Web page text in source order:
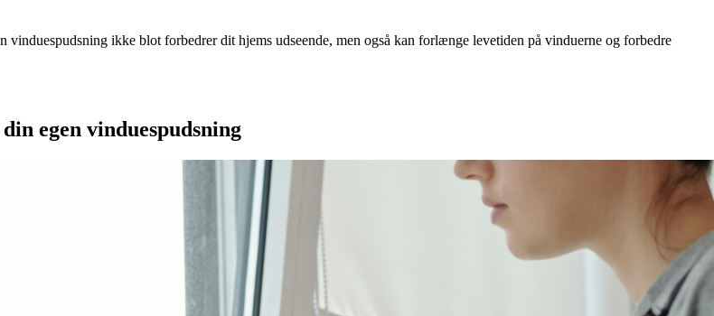
ikke blot forbedrer dit hjems udseende, men også kan forlænge levetiden på vinduerne og forbedre
egen vinduespudsning